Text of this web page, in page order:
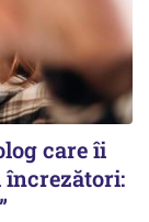
care îi
încrezători: